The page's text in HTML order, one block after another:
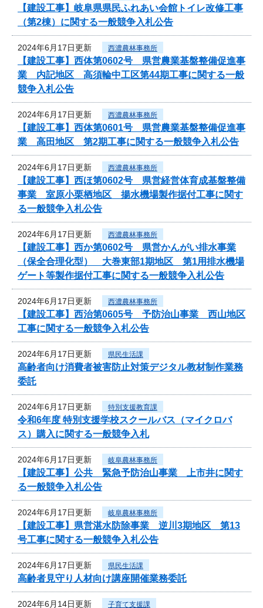
【建設工事】岐阜県県民ふれあい会館トイレ改修工事
（第2棟）に関する一般競争入札公告
2024年6月17日更新 西濃農林事務所
【建設工事】西体第0602号 県営農業基盤整備促進事
業 内記地区 高須輪中工区第44期工事に関する一般
競争入札公告
2024年6月17日更新 西濃農林事務所
【建設工事】西体第0601号 県営農業基盤整備促進事
業 高田地区 第2期工事に関する一般競争入札公告
2024年6月17日更新 西濃農林事務所
【建設工事】西ほ第0602号 県営経営体育成基盤整備
事業 室原小栗栖地区 揚水機場製作据付工事に関す
る一般競争入札公告
2024年6月17日更新 西濃農林事務所
【建設工事】西か第0602号 県営かんがい排水事業
（保全合理化型） 大巻東部1期地区 第1用排水機場
ゲート等製作据付工事に関する一般競争入札公告
2024年6月17日更新 西濃農林事務所
【建設工事】西治第0605号 予防治山事業 西山地区
工事に関する一般競争入札公告
2024年6月17日更新 県民生活課
高齢者向け消費者被害防止対策デジタル教材制作業務
委託
2024年6月17日更新 特別支援教育課
令和6年度 特別支援学校スクールバス（マイクロバ
ス）購入に関する一般競争入札
2024年6月17日更新 岐阜農林事務所
【建設工事】公共 緊急予防治山事業 上市井に関す
る一般競争入札公告
2024年6月17日更新 岐阜農林事務所
【建設工事】県営湛水防除事業 逆川3期地区 第13
号工事に関する一般競争入札公告
2024年6月17日更新 県民生活課
高齢者見守り人材向け講座開催業務委託
2024年6月14日更新 子育て支援課